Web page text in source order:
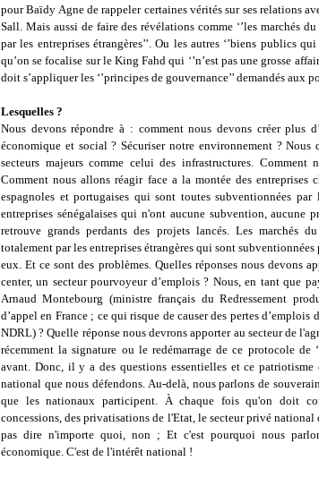
pour Baïdy Agne de rappeler certaines vérités sur ses relations
Sall. Mais aussi de faire des révélations comme ‘’les marchés
par les entreprises étrangères’’. Ou les autres ‘’biens publics
qu’on se focalise sur le King Fahd qui ‘’n’est pas une grosse
doit s’appliquer les ‘’principes de gouvernance’’ demandés aux
Lesquelles ?
Nous devons répondre à : comment nous devons créer plus
économique et social ? Sécuriser notre environnement ? Nous
secteurs majeurs comme celui des infrastructures.
Comment nous allons réagir face a la montée des entreprises
espagnoles et portugaises qui sont toutes subventionnées
entreprises sénégalaises qui n'ont aucune subvention,
retrouve grands perdants des projets lancés. Les marchés
totalement par les entreprises étrangères qui sont
eux. Et ce sont des problèmes. Quelles réponses nous devons
center, un secteur pourvoyeur d’emplois ? Nous, en tant que
Arnaud Montebourg (ministre français du Redressement
d’appel en France ; ce qui risque de causer des pertes d’emplois
NDRL) ? Quelle réponse nous devrons apporter au secteur de
récemment la signature ou le redémarrage de ce protocole de
avant. Donc, il y a des questions essentielles et ce
national que nous défendons. Au-delà, nous parlons de
que les nationaux participent. À chaque fois qu'on doit
concessions, des privatisations de l'Etat, le secteur privé
pas dire n'importe quoi, non ; Et c'est pourquoi nous
économique. C'est de l'intérêt national !